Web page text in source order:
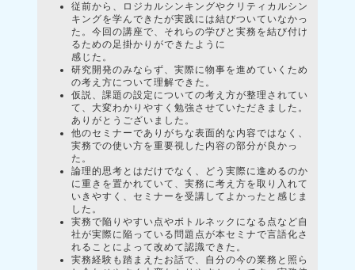
従前から、ロジカルシンキングやクリティカルシン
キングを学んできたが実践には結びついていなかっ
た。今回の講座で、それらの学びと実務を結び付け
るための足掛かりができたように
感じた。
研究開発のみならず、実際に物事を進めていくため
の考え方について理解できた。
仮説、課題の設定についての考え方が整理されてい
て、大変わかりやすく勉強させていただきました。
ありがとうございました。
他のセミナーでありがちな表面的な内容ではなく、
実務での使い方を重要視した内容の部分が良かっ
た。
論理的思考とはだけでなく、どう実際に進めるのか
に重きを置かれていて、実務に考え方を取り入れて
いきやすく、セミナーを受講してよかったと感じま
した。
実務で陥りやすい点やボトルネックになる点など自
社が実際に陥っている問題点が本セミナで言語化さ
れることによって改めて認識できた。
実務経験も踏まえたお話で、自分の今の業務と照ら